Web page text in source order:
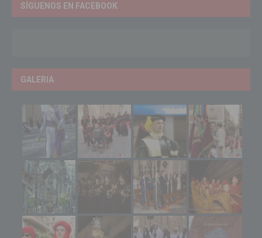
SÍGUENOS EN FACEBOOK
GALERIA